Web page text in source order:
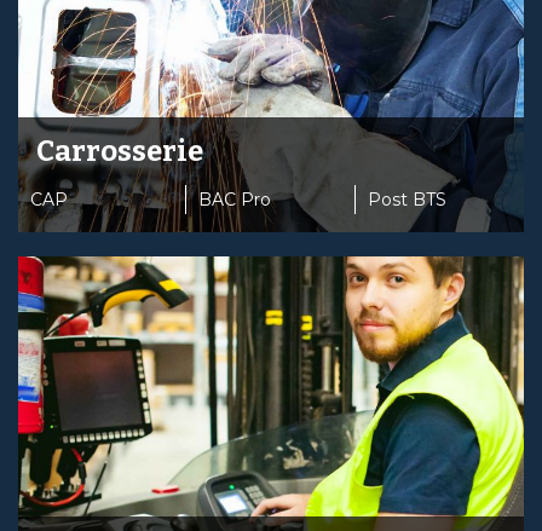
Carrosserie
CAP BAC Pro Post BTS